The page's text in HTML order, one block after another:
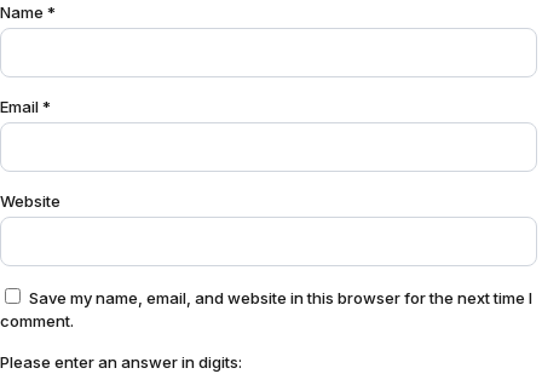
Name *
Email*
Website
Save my name, email, and website in this browser for the next time I
comment.
Please enter an answer in digits: